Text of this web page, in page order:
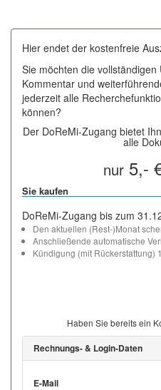
Hier endet der kostenfreie
Sie möchten die
Kommentar und
jederzeit alle
können?
Der DoReMi-Zugang bietet
alle
nur5,-
Sie kaufen
DoReMi-Zugang bis zum
Den aktuellen (Rest-)Monat
Anschließende automatische
Kündigung (mit Rückerstattung)
Haben Sie bereits ein
Rechnungs- & Login-Daten
E-Mail